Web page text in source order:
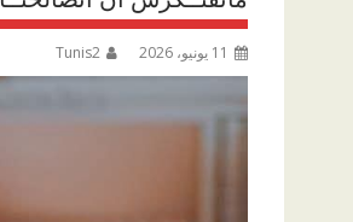
11 يونيو، 2026 Tunis2